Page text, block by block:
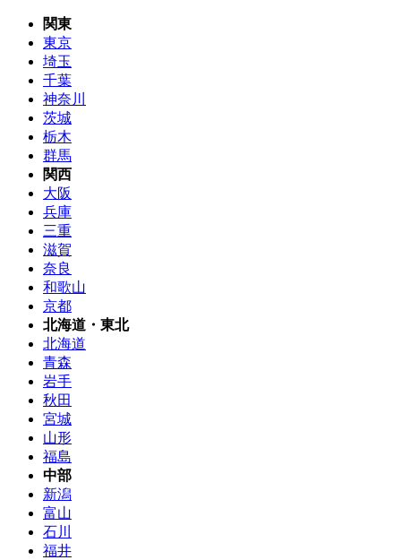
関東
東京
埼玉
千葉
神奈川
茨城
栃木
群馬
関西
大阪
兵庫
三重
滋賀
奈良
和歌山
京都
北海道・東北
北海道
青森
岩手
秋田
宮城
山形
福島
中部
新潟
富山
石川
福井